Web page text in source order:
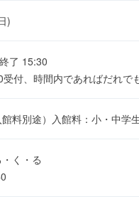
)
了 15:30
付、時間内であればだれで
料別途）入館料：小・中学
く・る